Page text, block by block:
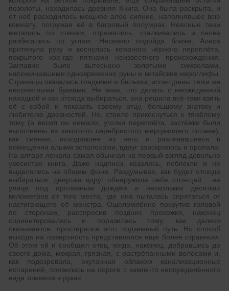
позолоты, находилась древняя Книга. Она была раскрыта, и
от неё расходилось мощное алое сияние, наполнявшее всю
комнату, погружая её в багровый полумрак. Неясные тени
метались по стенам, отражались, сталкивались и снова
разбегались по углам. Несмело подойдя ближе, Алиса
протянула руку и коснулась кожаного чёрного переплёта,
покрытого кое-где пятнами неизвестного происхождения.
Заглавие было вытеснено золотыми символами,
напоминавшими одновременно руны и китайские иероглифы.
Страницы оказались гладкими и белыми, испещрены теми же
непонятными буквами. Не зная, что делать с неожиданной
находкой и как отсюда выбираться, она решила всё-таки взять
её с собой и показать своему отцу, большому знатоку и
любителю древностей. Но, стоило прикоснуться к тяжёлому
тому (а весил он немало, уголки переплёта, застёжки были
выполнены из какого-то серебристого мерцающего сплава),
как сияние, исходившее из него и разливавшееся в
помещении алыми всполохами, вдруг заискрилось и пропало.
На алтаре лежала самая обычная на первый взгляд довольно
увесистая книга. Даже надписи, казалось, поблекли и не
выделялись на общем фоне. Раздумывая, как будет отсюда
выбираться, девушка вдруг обнаружила себя стоящей… на
улице под проливным дождём в нескольких десятках
километров от того места, где она пыталась спрятаться от
настигающего её монстра. Ошеломлённо покрутив головой
по сторонам, расспросив поздних прохожих, наконец
сориентировалась и поразилась тому, как далеко
оказывается, простирался этот подземный путь. Но способ
выхода на поверхность представлялся ещё более странным.
Об этом ей и сообщил отец, когда, наконец, добравшись до
своего дома, мокрая, грязная, с растрёпанными волосами и,
как подозревала, окутанная облаком канализационных
испарений, появилась на пороге с каким-то неопределённого
вида томиком в руках.